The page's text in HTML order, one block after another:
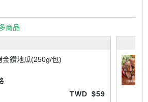
商品
金鑽地瓜(250g/包)
TWD $59